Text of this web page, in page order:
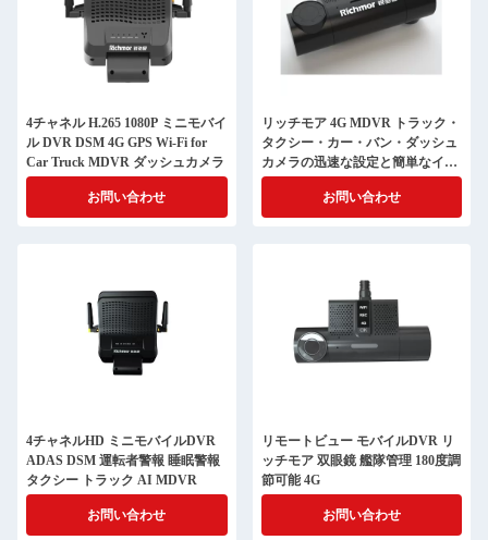
4チャネル H.265 1080P ミニモバイ
ル DVR DSM 4G GPS Wi-Fi for
Car Truck MDVR ダッシュカメラ
お問い合わせ
リッチモア 4G MDVR トラック・
タクシー・カー・バン・ダッシュ
カメラの迅速な設定と簡単なイン
ストール
お問い合わせ
4チャネルHD ミニモバイルDVR
ADAS DSM 運転者警報 睡眠警報
タクシー トラック AI MDVR
お問い合わせ
リモートビュー モバイルDVR リ
ッチモア 双眼鏡 艦隊管理 180度調
節可能 4G
お問い合わせ